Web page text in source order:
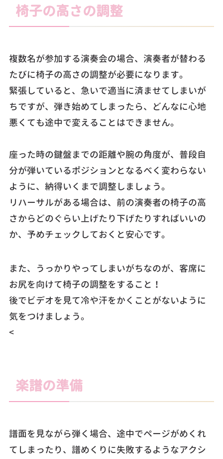
椅子の高さの調整
複数名が参加する演奏会の場合、演奏者が替わる
たびに椅子の高さの調整が必要になります。
緊張していると、急いで適当に済ませてしまいが
ちですが、弾き始めてしまったら、どんなに心地
悪くても途中で変えることはできません。
座った時の鍵盤までの距離や腕の角度が、普段自
分が弾いているポジションとなるべく変わらない
ように、納得いくまで調整しましょう。
リハーサルがある場合は、前の演奏者の椅子の高
さからどのぐらい上げたり下げたりすればいいの
か、予めチェックしておくと安心です。
また、うっかりやってしまいがちなのが、客席に
お尻を向けて椅子の調整をすること！
後でビデオを見て冷や汗をかくことがないように
気をつけましょう。
<
楽譜の準備
譜面を見ながら弾く場合、途中でページがめくれ
てしまったり、譜めくりに失敗するようなアクシ